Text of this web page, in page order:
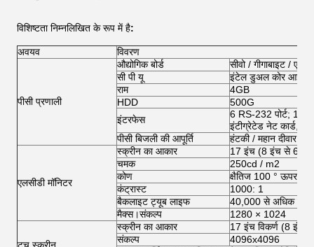
विशिष्टता निम्नलिखित के रूप में है:
अवयव विवरण
पीसी प्रणाली
औद्योगिक बोर्ड
सीवो / गीगाबाइट /
सी पी यू
इंटेल डुअल कोर आई 5
राम
4GB
HDD
500G
इंटरफेस
6 RS-232 पोर्ट; 1
इंटीग्रेटेड नेट कार्ड,
पीसी बिजली की आपूर्ति
हंटकी / महान दीवार
एलसीडी मॉनिटर
स्क्रीन का आकार
17 इंच (8 इंच से 65
चमक
250cd / m2
कोण
क्षैतिज 100 ° ऊपर;
कंट्रास्ट
1000: 1
बैकलाइट ट्यूब लाइफ
40,000 से अधिक है
मैक्स।संकल्प
1280 × 1024
स्क्रीन का आकार
17 इंच विकर्ण (8 इंच
संकल्प
4096x4096